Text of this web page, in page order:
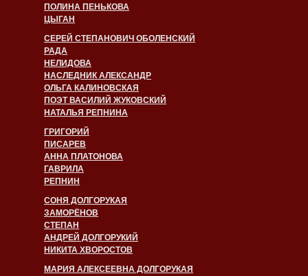
ПОЛИНА ПЕНЬКОВА
ЦЫГАН
СЕРЕЙ СТЕПАНОВИЧ ОБОЛЕНСКИЙ
РАДА
НЕЛИДОВА
НАСЛЕДНИК АЛЕКСАНДР
ОЛЬГА КАЛИНОВСКАЯ
ПОЭТ ВАСИЛИЙ ЖУКОВСКИЙ
НАТАЛЬЯ РЕПНИНА
ГРИГОРИЙ
ПИСАРЕВ
АННА ПЛАТОНОВА
ГАВРИЛА
РЕПНИН
СОНЯ ДОЛГОРУКАЯ
ЗАМОРЁНОВ
СТЕПАН
АНДРЕЙ ДОЛГОРУКИЙ
НИКИТА ХВОРОСТОВ
МАРИЯ АЛЕКСЕЕВНА ДОЛГОРУКАЯ